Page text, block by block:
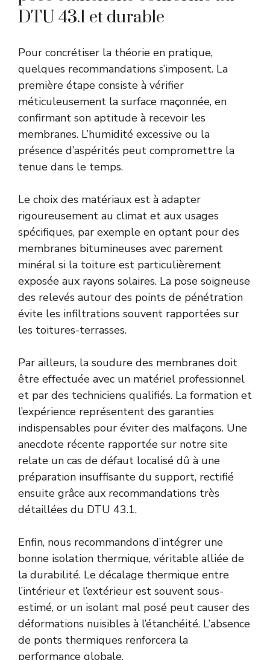
DTU 43.1 et durable
Pour concrétiser la théorie en pratique,
quelques recommandations s’imposent. La
première étape consiste à vérifier
méticuleusement la surface maçonnée, en
confirmant son aptitude à recevoir les
membranes. L’humidité excessive ou la
présence d’aspérités peut compromettre la
tenue dans le temps.
Le choix des matériaux est à adapter
rigoureusement au climat et aux usages
spécifiques, par exemple en optant pour des
membranes bitumineuses avec parement
minéral si la toiture est particulièrement
exposée aux rayons solaires. La pose soigneuse
des relevés autour des points de pénétration
évite les infiltrations souvent rapportées sur
les toitures-terrasses.
Par ailleurs, la soudure des membranes doit
être effectuée avec un matériel professionnel
et par des techniciens qualifiés. La formation et
l’expérience représentent des garanties
indispensables pour éviter des malfaçons. Une
anecdote récente rapportée sur notre site
relate un cas de défaut localisé dû à une
préparation insuffisante du support, rectifié
ensuite grâce aux recommandations très
détaillées du DTU 43.1.
Enfin, nous recommandons d’intégrer une
bonne isolation thermique, véritable alliée de
la durabilité. Le décalage thermique entre
l’intérieur et l’extérieur est souvent sous-
estimé, or un isolant mal posé peut causer des
déformations nuisibles à l’étanchéité. L’absence
de ponts thermiques renforcera la
performance globale.